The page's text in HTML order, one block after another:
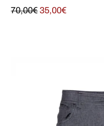
70,00€ 35,00€